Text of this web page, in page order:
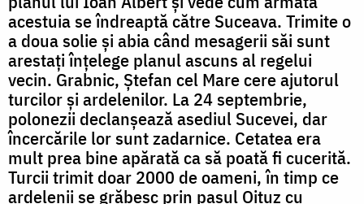
acestuia se îndreaptă către Suceava. Trimite o
a doua solie și abia când mesagerii săi sunt
arestați înțelege planul ascuns al regelui
vecin. Grabnic, Ștefan cel Mare cere ajutorul
turcilor și ardelenilor. La 24 septembrie,
polonezii declanșează asediul Sucevei, dar
încercările lor sunt zadarnice. Cetatea era
mult prea bine apărată ca să poată fi cucerită.
Turcii trimit doar 2000 de oameni, în timp ce
ardelenii se grăbesc prin pasul Oituz cu